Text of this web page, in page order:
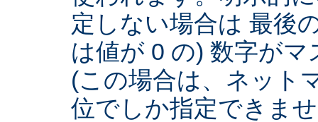
定しない場合は 最後
は値が 0 の) 数字が
(この場合は、ネット
位でしか指定できま